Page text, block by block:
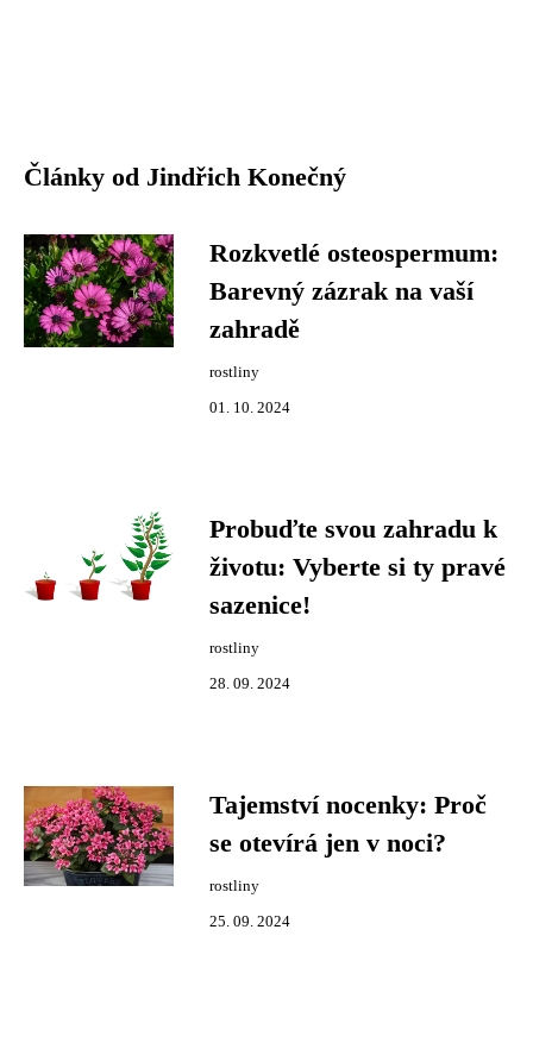
Články od Jindřich Konečný
Rozkvetlé osteospermum:
Barevný zázrak na vaší
zahradě
rostliny
01. 10. 2024
Probuďte svou zahradu k
životu: Vyberte si ty pravé
sazenice!
rostliny
28. 09. 2024
Tajemství nocenky: Proč
se otevírá jen v noci?
rostliny
25. 09. 2024